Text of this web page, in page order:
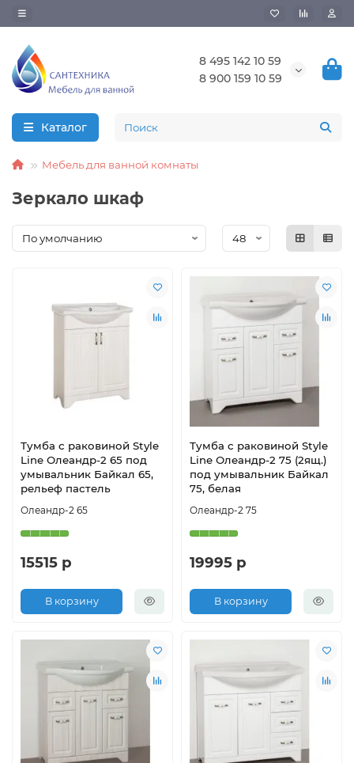
8 495 142 10 59
8 900 159 10 59
Каталог
Мебель для ванной комнаты
Зеркало шкаф
Тумба с раковиной Style
Line Олеандр-2 65 под
умывальник Байкал 65,
рельеф пастель
Олеандр-2 65
15515 р
В корзину
Тумба с раковиной Style
Line Олеандр-2 75 (2ящ.)
под умывальник Байкал
75, белая
Олеандр-2 75
19995 р
В корзину